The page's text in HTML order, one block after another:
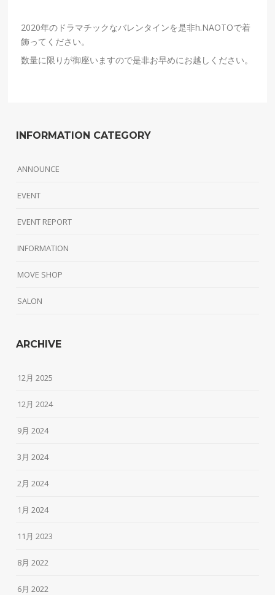
2020年のドラマチックなバレンタインを是非h.NAOTOで着
飾ってください。
数量に限りが御座いますので是非お早めにお越しください。
INFORMATION CATEGORY
ANNOUNCE
EVENT
EVENT REPORT
INFORMATION
MOVE SHOP
SALON
ARCHIVE
12月 2025
12月 2024
9月 2024
3月 2024
2月 2024
1月 2024
11月 2023
8月 2022
6月 2022